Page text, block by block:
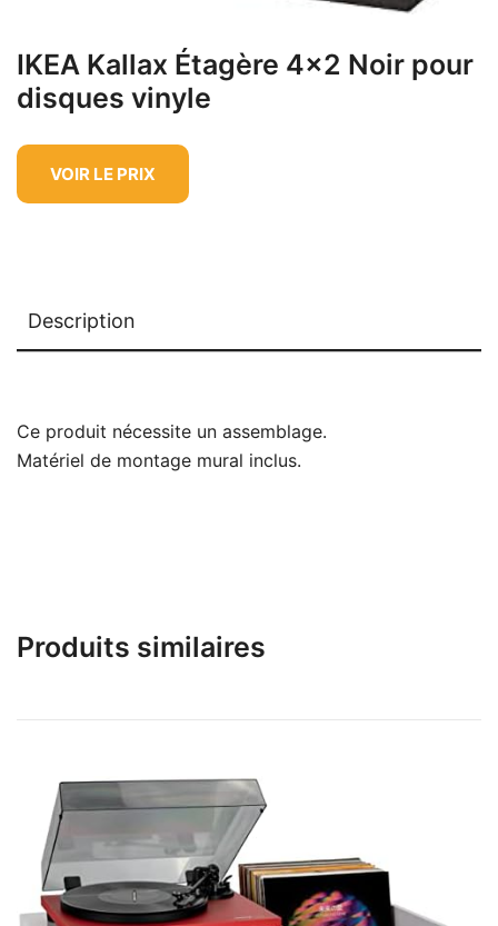
IKEA Kallax Étagère 4×2 Noir pour
disques vinyle
VOIR LE PRIX
Description
Ce produit nécessite un assemblage.
Matériel de montage mural inclus.
Produits similaires